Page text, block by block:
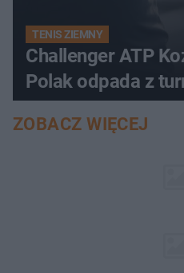
TENIS ZIEMNY
Challenger ATP
Polak odpada z
ZOBACZ WIĘCEJ